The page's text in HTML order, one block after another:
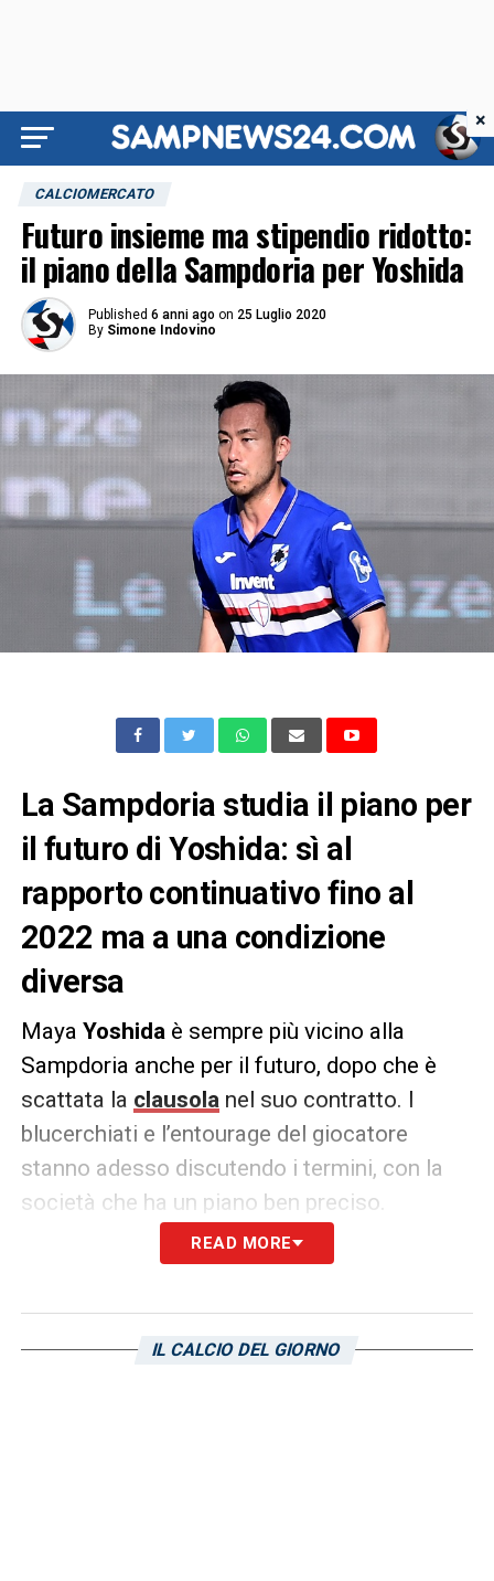
CALCIOMERCATO
Futuro insieme ma stipendio ridotto:
il piano della Sampdoria per Yoshida
Published 6 anni ago on 25 Luglio 2020
By Simone Indovino
La Sampdoria studia il piano per
il futuro di Yoshida: sì al
rapporto continuativo fino al
2022 ma a una condizione
diversa
Maya Yoshidaè sempre più vicino alla
Sampdoria anche per il futuro, dopo che è
scattata la clausolanel suo contratto. I
blucerchiati e l’entourage del giocatore
stanno adesso discutendo i termini, con la
società che ha un piano ben preciso.
L’idea è quella di valutare la percorribilità di
milione a campionato rispetto al milione e
READ MORE
IL CALCIO DEL GIORNO
×